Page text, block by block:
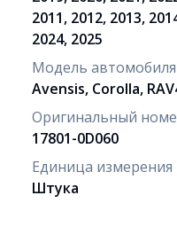
2011, 2012, 2013,
2024, 2025
Модель автомобиля
Avensis, Corolla,
Оригинальный
17801-0D060
Единица измерения
Штука